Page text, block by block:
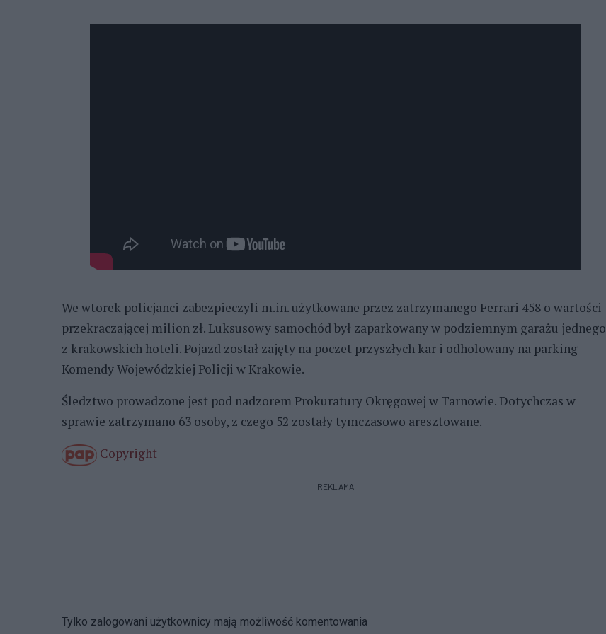
We wtorek policjanci zabezpieczyli m.in. użytkowane przez zatrzymanego Ferrari 458 o wartości
przekraczającej milion zł. Luksusowy samochód był zaparkowany w podziemnym garażu jednego
z krakowskich hoteli. Pojazd został zajęty na poczet przyszłych kar i odholowany na parking
Komendy Wojewódzkiej Policji w Krakowie.
Śledztwo prowadzone jest pod nadzorem Prokuratury Okręgowej w Tarnowie. Dotychczas w
sprawie zatrzymano 63 osoby, z czego 52 zostały tymczasowo aresztowane.
Copyright
REKLAMA
Tylko zalogowani użytkownicy mają możliwość komentowania